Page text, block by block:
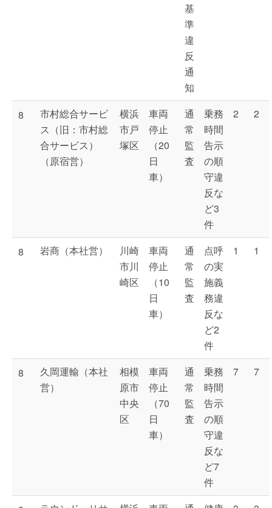
基
準
違
反
通
知
8
市村総合サービ
ス（旧：市村総
合サービス）
（原宿営）
横浜
市戸
塚区
車両
停止
（20
日
車）
通
常
監
査
乗務
時間
告示
の順
守違
反な
ど3
件
2 2
8 岩商（本社営）
川崎
市川
崎区
車両
停止
（10
日
車）
通
常
監
査
点呼
の実
施義
務違
反な
ど2
件
1 1
8
久岡運輸（本社
営）
相模
原市
中央
区
車両
停止
（70
日
車）
通
常
監
査
乗務
時間
告示
の順
守違
反な
ど7
件
7 7